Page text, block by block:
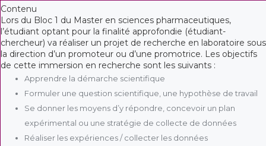
Contenu
Lors du Bloc 1 du Master en sciences pharmaceutiques,
l’étudiant optant pour la finalité approfondie (étudiant-
chercheur) va réaliser un projet de recherche en laboratoire sous
la direction d’un promoteur ou d’une promotrice. Les objectifs
de cette immersion en recherche sont les suivants :
Apprendre la démarche scientifique
Formuler une question scientifique, une hypothèse de travail
Se donner les moyens d’y répondre, concevoir un plan
expérimental ou une stratégie de collecte de données
Réaliser les expériences / collecter les données